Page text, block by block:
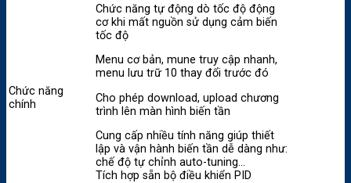
Chức năng
chính
Chức năng tự động dò tốc độ động
cơ khi mất nguồn sử dụng cảm biến
tốc độ
Menu cơ bản, mune truy cập nhanh,
menu lưu trữ 10 thay đổi trước đó
Cho phép download, upload chương
trình lên màn hình biến tần
Cung cấp nhiều tính năng giúp thiết
lập và vận hành biến tần dễ dàng như:
chế độ tự chỉnh auto-tuning…
Tích hợp sẵn bộ điều khiển PID